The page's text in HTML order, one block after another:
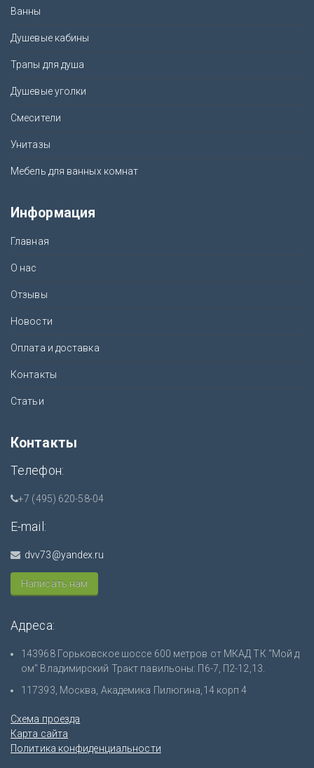
Ванны
Душевые кабины
Трапы для душа
Душевые уголки
Смесители
Унитазы
Мебель для ванных комнат
Информация
Главная
О нас
Отзывы
Новости
Оплата и доставка
Контакты
Статьи
Контакты
Телефон:
+7 (495) 620-58-04
E-mail:
dvv73@yandex.ru
Написать нам
Адреса:
143968 Горьковское шоссе 600 метров от МКАД ТК "Мой д
ом" Владимирский Тракт павильоны: П6-7, П2-12,13.
117393, Москва, Академика Пилюгина,14 корп 4
Схема проезда
Карта сайта
Политика конфиденциальности